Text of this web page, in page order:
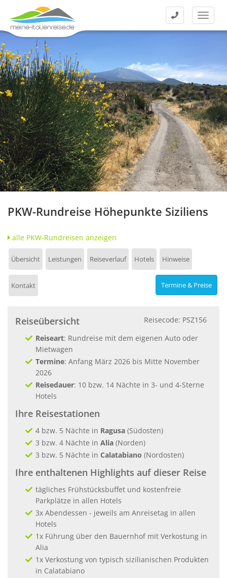
Kontakt Menü
PKW-Rundreise Höhepunkte Siziliens
alle PKW-Rundreisen anzeigen
Übersicht Leistungen Reiseverlauf Hotels Hinweise
Kontakt Termine & Preise
Reisecode: PSZ156
Reiseübersicht
Reiseart: Rundreise mit dem eigenen Auto oder
Mietwagen
Termine: Anfang März 2026 bis Mitte November
2026
Reisedauer: 10 bzw. 14 Nächte in 3- und 4-Sterne
Hotels
Ihre Reisestationen
4 bzw. 5 Nächte in Ragusa (Südosten)
3 bzw. 4 Nächte in Alia (Norden)
3 bzw. 5 Nächte in Calatabiano (Nordosten)
Ihre enthaltenen Highlights auf dieser Reise
tägliches Frühstücksbuffet und kostenfreie
Parkplätze in allen Hotels
3x Abendessen - jeweils am Anreisetag in allen
Hotels
1x Führung über den Bauernhof mit Verkostung in
Alia
1x Verkostung von typisch sizilianischen Produkten
in Calatabiano